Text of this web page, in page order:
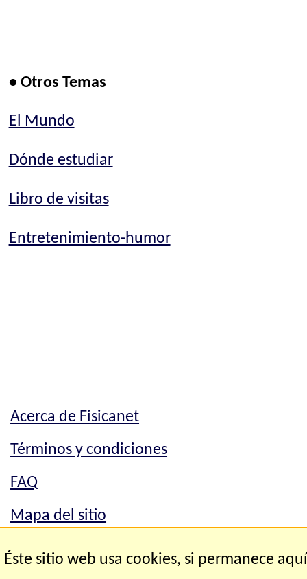
• Otros Temas
El Mundo
Dónde estudiar
Libro de visitas
Entretenimiento-humor
Acerca de Fisicanet
Términos y condiciones
FAQ
Mapa del sitio
Mapa del sitio
Éste sitio web usa cookies, si permanece aquí